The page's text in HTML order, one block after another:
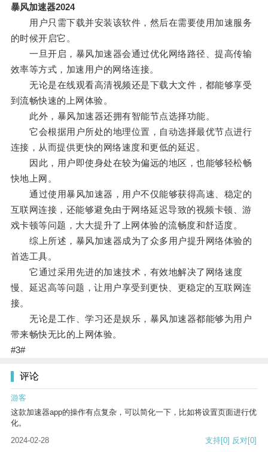
暴风加速器2024
用户只需下载并安装该软件，然后在需要使用加速服务
的时候开启它。
一旦开启，暴风加速器会通过优化网络路径、提高传输
效率等方式，加速用户的网络连接。
无论是在线观看高清视频还是下载大文件，都能够享受
到流畅快速的上网体验。
此外，暴风加速器还拥有智能节点选择功能。
它会根据用户所处的地理位置，自动选择最优节点进行
连接，从而提供更快的网络速度和更低的延迟。
因此，用户即使身处在较为偏远的地区，也能够轻松畅
快地上网。
通过使用暴风加速器，用户不仅能够获得高速、稳定的
互联网连接，还能够避免由于网络延迟导致的视频卡顿、游
戏卡顿等问题，大大提升了上网体验的流畅度和舒适度。
综上所述，暴风加速器成为了众多用户提升网络体验的
首选工具。
它通过采用先进的加速技术，有效地解决了网络速度
慢、延迟高等问题，让用户享受到更快、更稳定的互联网连
接。
无论是工作、学习还是娱乐，暴风加速器都能够为用户
带来畅快无比的上网体验。
#3#
评论
游客
这款加速器app的操作有点复杂，可以简化一下，比如将设置页面进行优
化。
2024-02-28
支持[0] 反对[0]